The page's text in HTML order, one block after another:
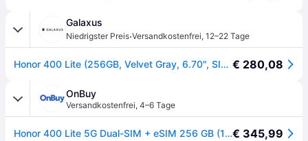
Galaxus
Niedrigster Preis·Versandkostenfrei, 12–22 Tage
Honor 400 Lite (256GB, Velvet Gray, 6.70", SIM + eSIM, 5G), Smartphone, Grau € 280,08
OnBuy
Versandkostenfrei, 4–6 Tage
Honor 400 Lite 5G Dual-SIM + eSIM 256 GB (12 GB RAM) Velvet-Grau Globale Version€ 345,99